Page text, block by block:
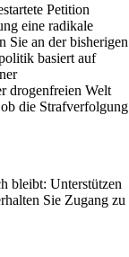
Petition
eine radikale
Sie an der bisherigen
basiert auf
drogenfreien Welt
die Strafverfolgung
bleibt: Unterstützen
Sie Zugang zu